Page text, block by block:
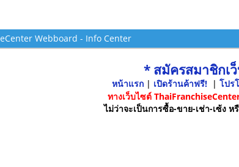
Webboard - Info Center
* สมัครสมาชิกเ
หน้าแรก| เปิดร้านค้าฟรี! | โปร
ทางเว็บไซต์
ไม่ว่าจะเป็นการซื้อ-ขาย-เช่า-เซ้ง